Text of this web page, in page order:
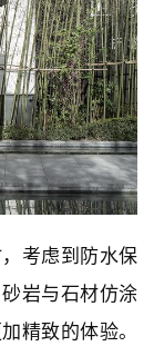
考虑到防水保
岩与石材仿涂
精致的体验。